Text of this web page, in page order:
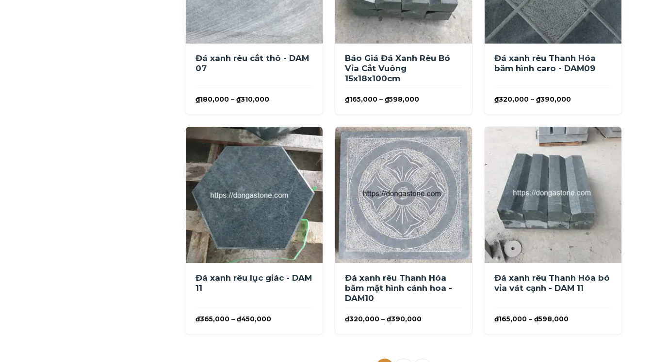
Đá xanh rêu cắt thô - DAM
07
₫180,000 – ₫310,000
₫180,000
đến
₫310,000
Báo Giá Đá Xanh Rêu Bó
Vỉa Cắt Vuông
15x18x100cm
₫165,000 – ₫598,000
₫165,000
đến
₫598,000
Đá xanh rêu Thanh Hóa
băm hình caro - DAM09
₫320,000 – ₫390,000
₫320,000
đến
₫390,000
Đá xanh rêu lục giác - DAM
11
₫365,000 – ₫450,000
Đá xanh rêu Thanh Hóa
băm mặt hình cánh hoa -
DAM10
₫320,000 – ₫390,000
Đá xanh rêu Thanh Hóa bó
vỉa vát cạnh - DAM 11
₫165,000 – ₫598,000